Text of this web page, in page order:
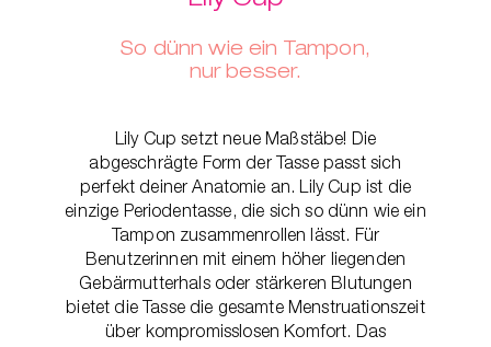
So dünn wie ein Tampon,
nur besser.
Lily Cup setzt neue Maßstäbe! Die
abgeschrägte Form der Tasse passt sich
perfekt deiner Anatomie an. Lily Cup ist die
einzige Periodentasse, die sich so dünn wie ein
Tampon zusammenrollen lässt. Für
Benutzerinnen mit einem höher liegenden
Gebärmutterhals oder stärkeren Blutungen
bietet die Tasse die gesamte Menstruationszeit
über kompromisslosen Komfort. Das